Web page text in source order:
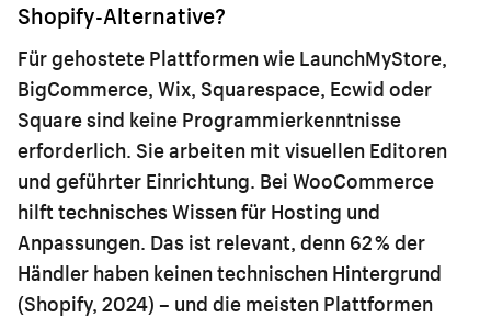
Shopify-Alternative?
Für gehostete Plattformen wie LaunchMyStore,
BigCommerce, Wix, Squarespace, Ecwid oder
Square sind keine Programmierkenntnisse
erforderlich. Sie arbeiten mit visuellen Editoren
und geführter Einrichtung. Bei WooCommerce
hilft technisches Wissen für Hosting und
Anpassungen. Das ist relevant, denn 62 % der
Händler haben keinen technischen Hintergrund
(Shopify, 2024) – und die meisten Plattformen